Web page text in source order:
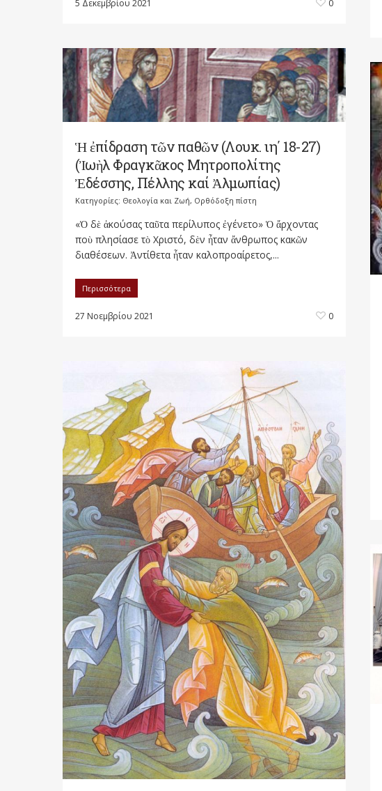
5 Δεκεμβρίου 2021 0
Ἡ ἐπίδραση τῶν παθῶν (Λουκ. ιη΄ 18-27)
(Ἰωὴλ Φραγκᾶκος Μητροπολίτης
Ἐδέσσης, Πέλλης καί Ἀλμωπίας)
Κατηγορίες: Θεολογία και Ζωή, Ορθόδοξη πίστη
«Ὁ δὲ ἀκούσας ταῦτα περίλυπος ἐγένετο» Ὁ ἄρχοντας
ποὺ πλησίασε τὸ Χριστό, δὲν ἦταν ἄνθρωπος κακῶν
διαθέσεων. Ἀντίθετα ἦταν καλοπροαίρετος,...
Περισσότερα
27 Νοεμβρίου 2021 0